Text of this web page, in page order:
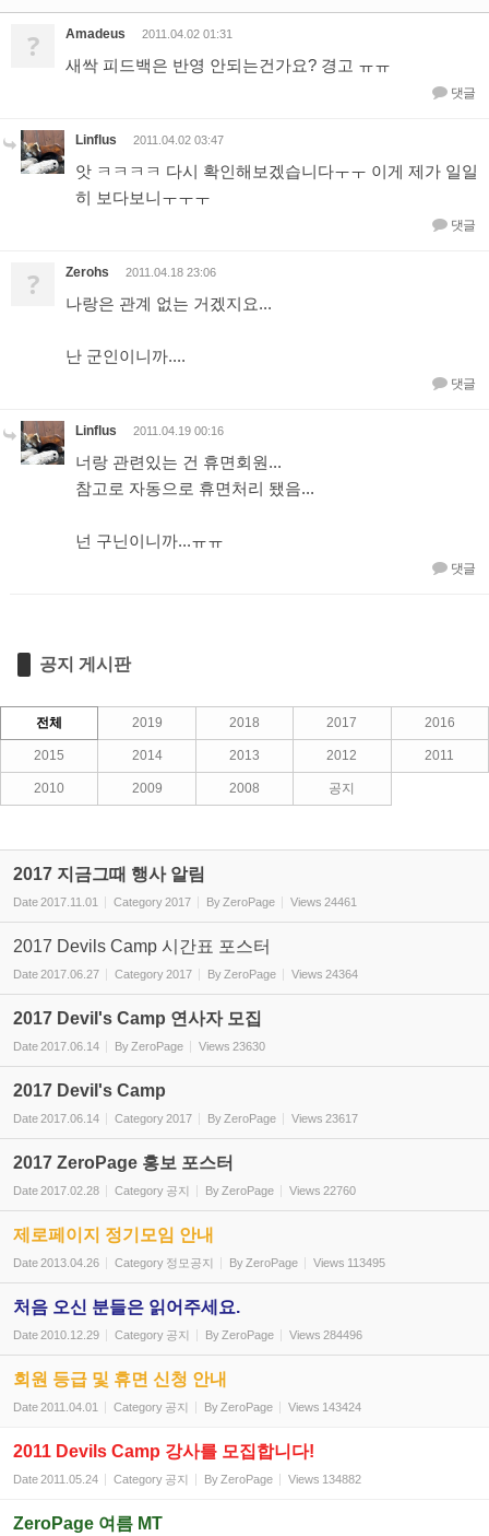
? Amadeus 2011.04.02 01:31
새싹 피드백은 반영 안되는건가요? 경고 ㅠㅠ
댓글
Linflus 2011.04.02 03:47
앗 ㅋㅋㅋㅋ 다시 확인해보겠습니다ㅜㅜ 이게 제가 일일
히 보다보니ㅜㅜㅜ
댓글
? Zerohs 2011.04.18 23:06
나랑은 관계 없는 거겠지요...
난 군인이니까....
댓글
Linflus 2011.04.19 00:16
너랑 관련있는 건 휴면회원...
참고로 자동으로 휴면처리 됐음...
넌 구닌이니까...ㅠㅠ
댓글
공지 게시판
전체 2019 2018 2017 2016
2015 2014 2013 2012 2011
2010 2009 2008 공지
2017 지금그때 행사 알림
Date2017.11.01 Category2017 By ZeroPage Views 24461
2017 Devils Camp 시간표 포스터
Date2017.06.27 Category2017 By ZeroPage Views 24364
2017 Devil's Camp 연사자 모집
Date2017.06.14 By ZeroPage Views 23630
2017 Devil's Camp
Date2017.06.14 Category2017 By ZeroPage Views 23617
2017 ZeroPage 홍보 포스터
Date2017.02.28 Category 공지 By ZeroPage Views 22760
제로페이지 정기모임 안내
Date2013.04.26 Category 정모공지 By ZeroPage Views 113495
처음 오신 분들은 읽어주세요.
Date2010.12.29 Category 공지 By ZeroPage Views 284496
회원 등급 및 휴면 신청 안내
Date2011.04.01 Category 공지 By ZeroPage Views 143424
2011 Devils Camp 강사를 모집합니다!
Date2011.05.24 Category 공지 By ZeroPage Views 134882
ZeroPage 여름 MT